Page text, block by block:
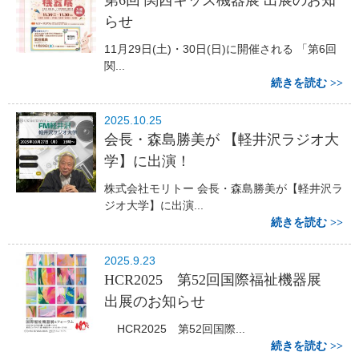
らせ
11月29日(土)・30日(日)に開催される 「第6回
関...
続きを読む
2025.10.25
会長・森島勝美が 【軽井沢ラジオ大
学】に出演！
株式会社モリトー 会長・森島勝美が【軽井沢ラ
ジオ大学】に出演...
続きを読む
2025.9.23
HCR2025 第52回国際福祉機器展
出展のお知らせ
HCR2025 第52回国際...
続きを読む